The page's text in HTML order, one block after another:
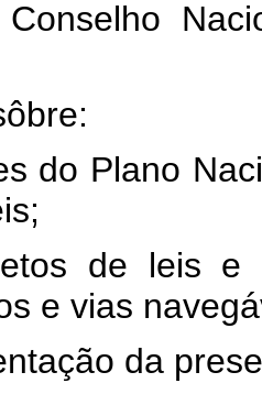
do Plano
de leis e
e vias
da